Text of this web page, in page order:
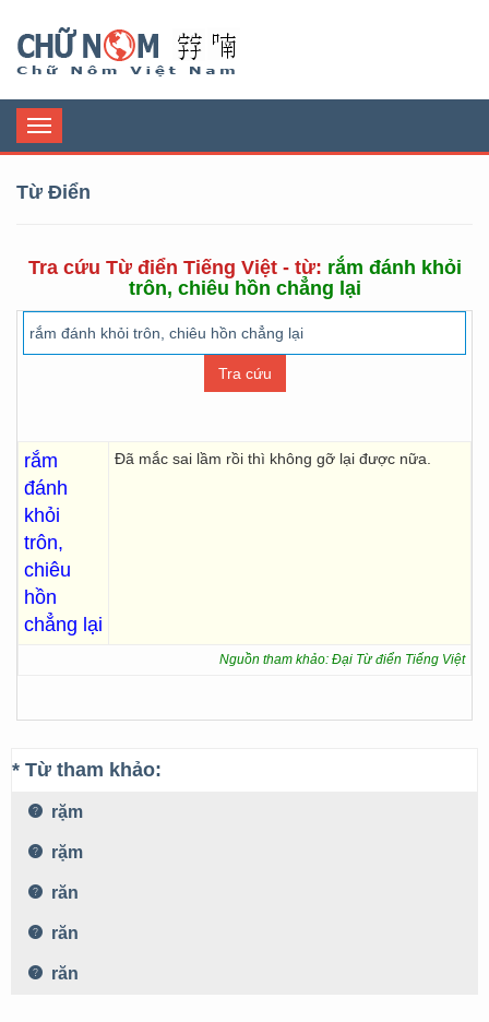
Toggle
navigation
Từ Điển
Tra cứu Từ điển Tiếng Việt - từ: rắm đánh khỏi
trôn, chiêu hồn chẳng lại
rắm
đánh
khỏi
trôn,
chiêu
hồn
chẳng lại
Đã mắc sai lầm rồi thì không gỡ lại được nữa.
Nguồn tham khảo: Đại Từ điển Tiếng Việt
* Từ tham khảo:
rặm
rặm
răn
răn
răn